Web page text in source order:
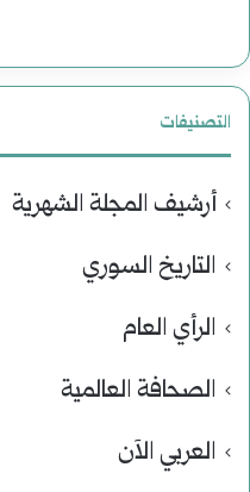
التصنيفات
أرشيف المجلة الشهرية
التاريخ السوري
الرأي العام
الصحافة العالمية
العربي الآن